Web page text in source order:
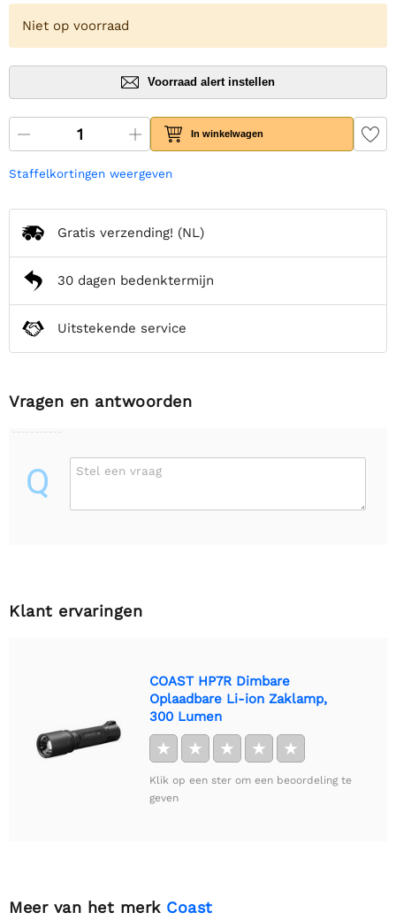
Niet op voorraad
Voorraad alert instellen
In winkelwagen
Staffelkortingen weergeven
Gratis verzending! (NL)
30 dagen bedenktermijn
Uitstekende service
Vragen en antwoorden
Q Stel een vraag
Klant ervaringen
COAST HP7R Dimbare
Oplaadbare Li-ion Zaklamp,
300 Lumen
★ ★ ★ ★ ★
Klik op een ster om een beoordeling te
geven
Meer van het merk Coast